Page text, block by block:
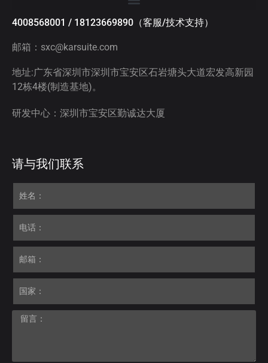
4008568001 / 18123669890（客服/技术支持）
邮箱：sxc@karsuite.com
地址:广东省深圳市深圳市宝安区石岩塘头大道宏发高新园
12栋4楼(制造基地)。
研发中心：深圳市宝安区勤诚达大厦
请与我们联系